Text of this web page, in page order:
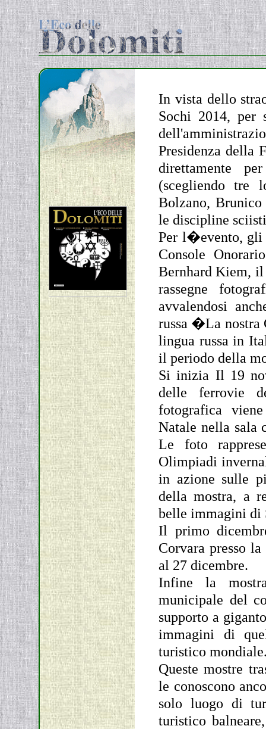
In vista dello
Sochi 2014, per
Presidenza della
direttamente
(scegliendo tre
Bolzano,
le discipline
Per l�evento, gli
Console
Bernhard Kiem, il
rassegne
avvalendosi
russa �La nostra
lingua russa in
il periodo della
Si inizia Il 19
delle ferrovie
fotografica
Natale nella
Le foto
Olimpiadi
in azione sulle
della mostra, a
belle immagini di
Il primo
Corvara presso
al 27 dicembre.
Infine la
municipale del
supporto a
immagini di
turistico
Queste mostre
le conoscono
solo luogo di
turistico